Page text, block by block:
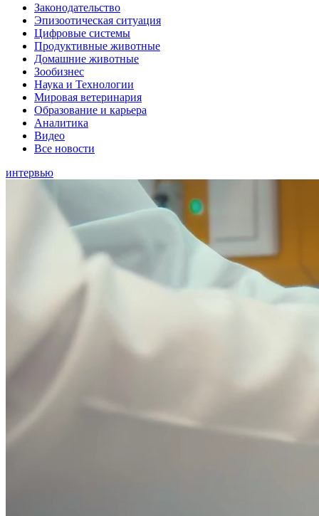
Законодательство
Эпизоотическая ситуация
Цифровые системы
Продуктивные животные
Домашние животные
Зообизнес
Наука и Технологии
Мировая ветеринария
Образование и карьера
Аналитика
Видео
Все новости
интервью